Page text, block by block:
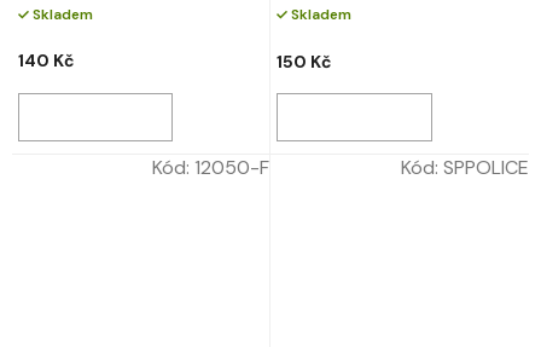
Skladem
140 Kč
Skladem
150 Kč
Kód: 12050-F Kód: SPPOLICE